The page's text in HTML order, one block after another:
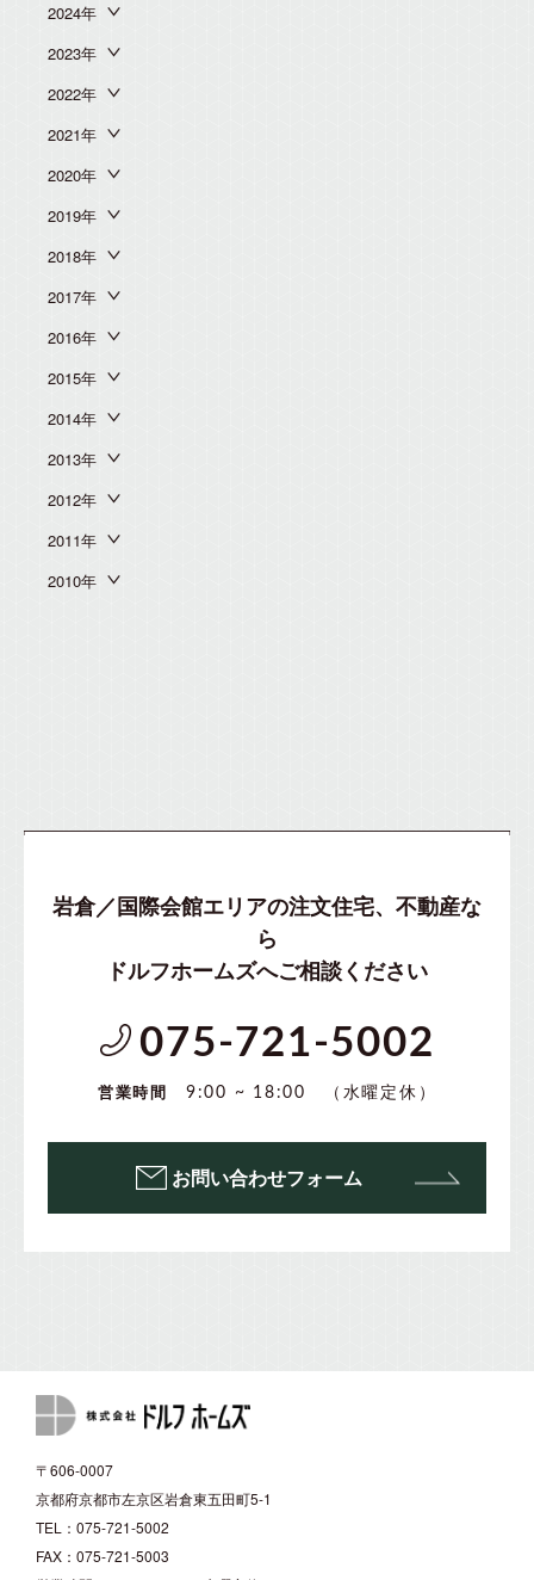
2024年
2023年
2022年
2021年
2020年
2019年
2018年
2017年
2016年
2015年
2014年
2013年
2012年
2011年
2010年
岩倉／国際会館エリアの注文住宅、不動産な
ら
ドルフホームズへご相談ください
075-721-5002
営業時間 9:00 ~ 18:00 （水曜定休）
お問い合わせフォーム
〒606-0007
京都府京都市左京区岩倉東五田町5-1
TEL：075-721-5002
FAX：075-721-5003